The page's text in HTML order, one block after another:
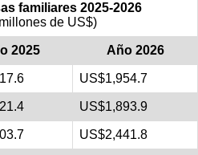
familiares 2025-2026
de US$)
2025 Año 2026
US$1,954.7
US$1,893.9
US$2,441.8